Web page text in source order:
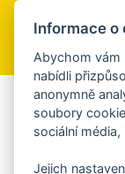
Chcete
ankety,
Informace o
Abychom vám
nabídli
anonymně
soubory
sociální média,
Jejich